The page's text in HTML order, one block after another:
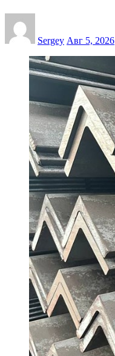
Sergey Авг 5, 2026